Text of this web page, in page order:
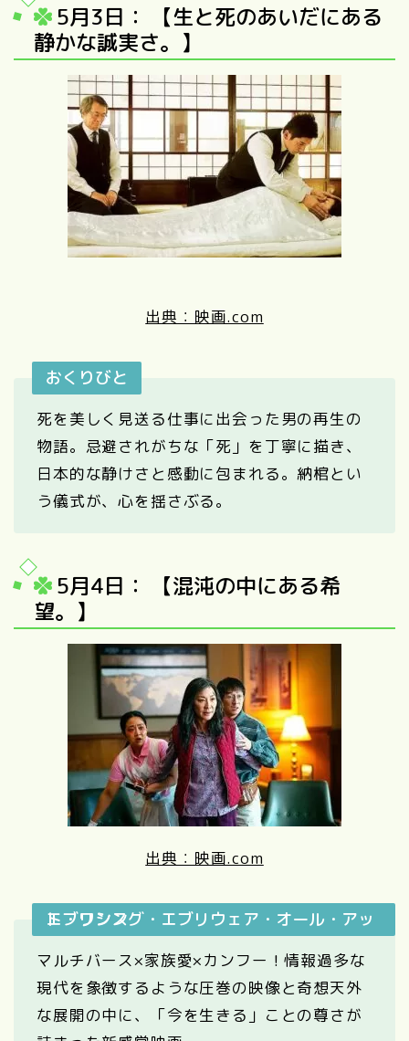
5月3日： 【生と死のあいだにある
静かな誠実さ。】
出典：映画.com
おくりびと
死を美しく見送る仕事に出会った男の再生の
物語。忌避されがちな「死」を丁寧に描き、
日本的な静けさと感動に包まれる。納棺とい
う儀式が、心を揺さぶる。
5月4日： 【混沌の中にある希
望。】
出典：映画.com
エブリシング・エブリウェア・オール・アット・ワンス
マルチバース×家族愛×カンフー！情報過多な
現代を象徴するような圧巻の映像と奇想天外
な展開の中に、「今を生きる」ことの尊さが